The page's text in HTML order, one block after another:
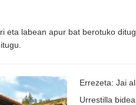
eta labean apur bat berotuko
Errezeta: Jai
Urrestilla